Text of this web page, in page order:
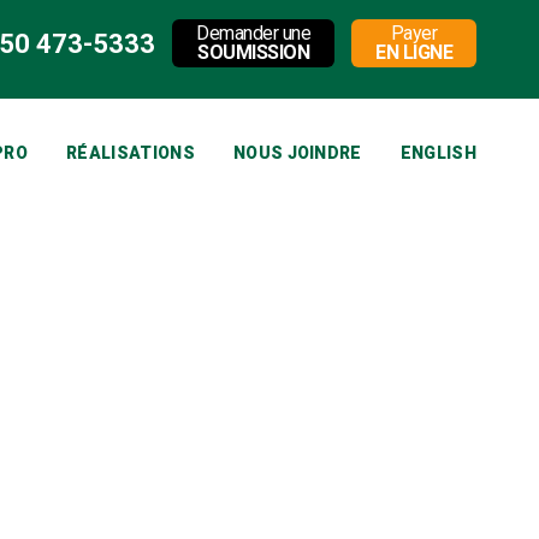
473-5333
Demander une
SOUMISSION
Payer
EN LIGNE
RÉALISATIONS NOUS JOINDRE ENGLISH